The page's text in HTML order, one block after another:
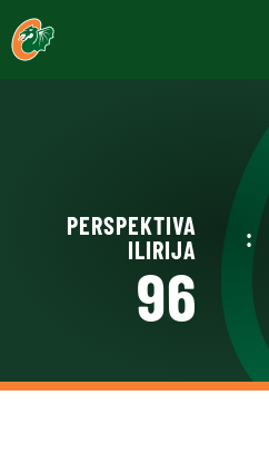
PERSPEKTIVA
ILIRIJA
:
96